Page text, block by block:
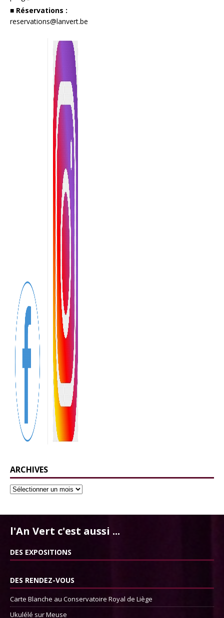
■ Réservations :
reservations@lanvert.be
ARCHIVES
l'An Vert c'est aussi ...
DES EXPOSITIONS
DES RENDEZ-VOUS
Carte Blanche au Conservatoire Royal de Liège
Ukulélé sur Meuse